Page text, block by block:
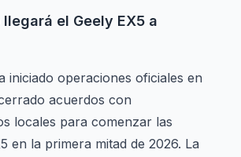
llegará el Geely EX5 a
iniciado operaciones oficiales en
acuerdos con
locales para comenzar las
en la primera mitad de 2026. La